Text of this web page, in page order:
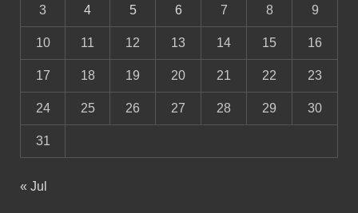
3 4 5 6 7 8 9
10 11 12 13 14 15 16
17 18 19 20 21 22 23
24 25 26 27 28 29 30
31
« Jul